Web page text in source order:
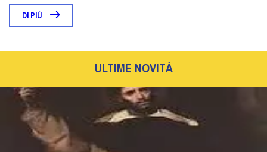
DI PIÙ
ULTIME NOVITÀ